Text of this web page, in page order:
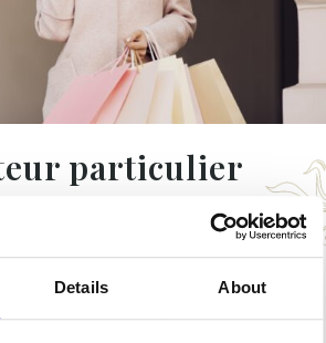
Details About
particulier
des meilleurs personal shoppers
ne trouverez qu'à Barcelone. Nous
accords avec les boutiques les